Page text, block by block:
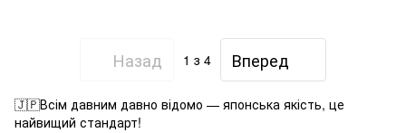
Назад 1 з 4 Вперед
🇯🇵Всім давним давно відомо — японська якість, це
найвищий стандарт!